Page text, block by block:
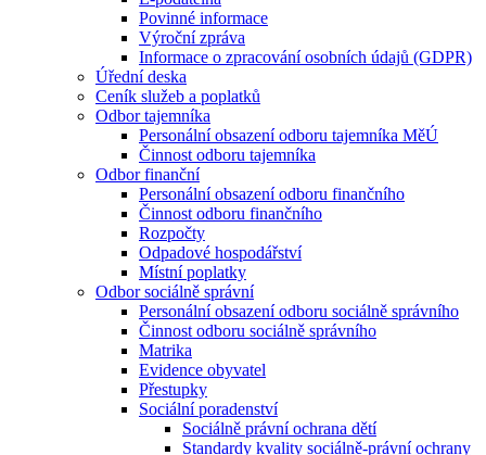
Povinné informace
Výroční zpráva
Informace o zpracování osobních údajů (GDPR)
Úřední deska
Ceník služeb a poplatků
Odbor tajemníka
Personální obsazení odboru tajemníka MěÚ
Činnost odboru tajemníka
Odbor finanční
Personální obsazení odboru finančního
Činnost odboru finančního
Rozpočty
Odpadové hospodářství
Místní poplatky
Odbor sociálně správní
Personální obsazení odboru sociálně správního
Činnost odboru sociálně správního
Matrika
Evidence obyvatel
Přestupky
Sociální poradenství
Sociálně právní ochrana dětí
Standardy kvality sociálně-právní ochrany